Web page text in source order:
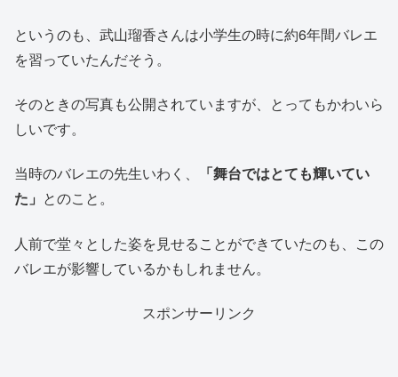
というのも、武山瑠香さんは小学生の時に約6年間バレエ
を習っていたんだそう。
そのときの写真も公開されていますが、とってもかわいら
しいです。
当時のバレエの先生いわく、
「舞台ではとても輝いてい
た」 とのこと。
人前で堂々とした姿を見せることができていたのも、この
バレエが影響しているかもしれません。
スポンサーリンク